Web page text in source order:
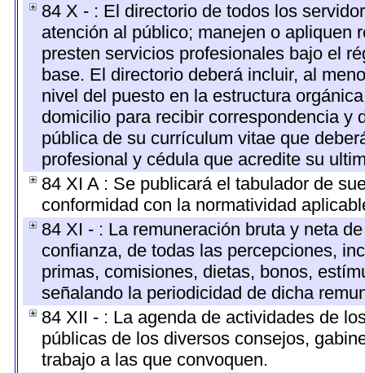
84 X - : El directorio de todos los
atención al público; manejen o apliquen
presten servicios profesionales bajo el
base. El directorio deberá incluir, al
nivel del puesto en la estructura
domicilio para recibir correspondencia y
pública de su currículum vitae que
profesional y cédula que acredite su
84 XI A : Se publicará el tabulador de
conformidad con la normatividad
84 XI - : La remuneración bruta y neta
confianza, de todas las percepciones,
primas, comisiones, dietas, bonos,
señalando la periodicidad de dicha
84 XII - : La agenda de actividades de
públicas de los diversos consejos,
trabajo a las que convoquen.